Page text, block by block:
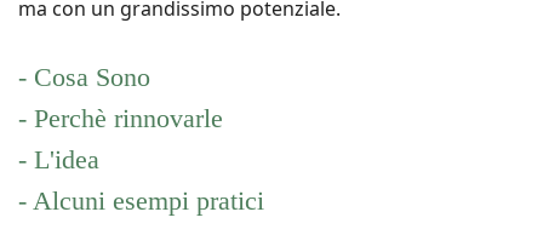
ma con un grandissimo potenziale.
- Cosa Sono
- Perchè rinnovarle
- L'idea
- Alcuni esempi pratici